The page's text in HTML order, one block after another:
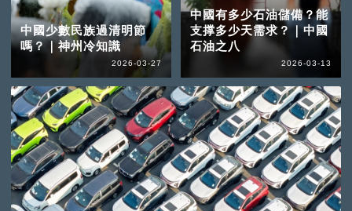
中國少數民族過清明節
嗎？｜神州冷知識
2026-03-27
中國有多少石油儲備？能
支撑多少天需求？｜中國
石油之八
2026-03-13